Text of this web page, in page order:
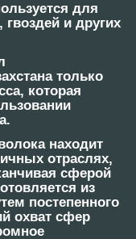
для
гвоздей и других
только
которая
находит
отраслях,
сферой
из
постепенного
охват сфер